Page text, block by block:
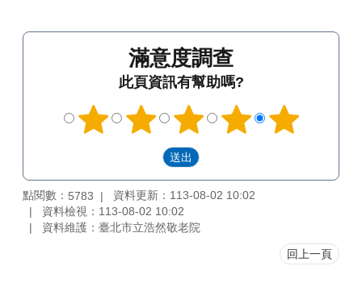
滿意度調查
此頁資訊有幫助嗎?
點閱數： 5783
資料更新：113-08-02 10:02
資料檢視：113-08-02 10:02
資料維護：臺北市立浩然敬老院
回上一頁